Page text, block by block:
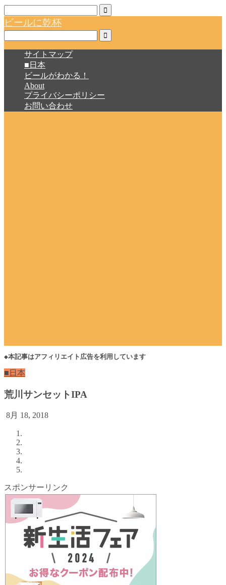
ビールに乾杯
サイトマップ
■日本
ビールがわかる！
About
プライバシーポリシー
お問い合わせ
◆本記事はアフィリエイト広告を利用しています
■日本
荒川サンセットIPA
8月 18, 2018
スポンサーリンク